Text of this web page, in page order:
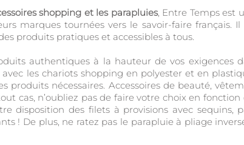
shopping et les parapluies, Entre Temps est
marques tournées vers le savoir-faire
produits pratiques et accessibles à tous.
authentiques à la hauteur de vos
les chariots shopping en polyester et en
produits nécessaires. Accessoires de beauté,
cas, n’oubliez pas de faire votre choix en
disposition des filets à provisions avec
! De plus, ne ratez pas le parapluie à pliage